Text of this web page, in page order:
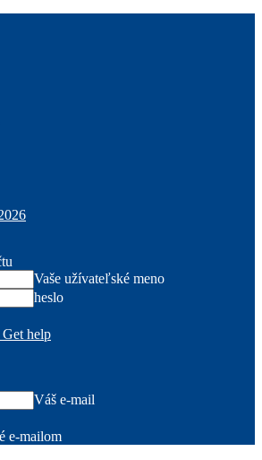
Vaše užívateľské meno
heslo
help
Váš e-mail
e-mailom